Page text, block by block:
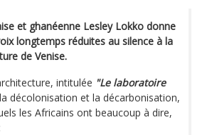
et ghanéenne Lesley Lokko donne
longtemps réduites au silence à la
de Venise.
intitulée "Le laboratoire
décolonisation et la décarbonisation,
les Africains ont beaucoup à dire,